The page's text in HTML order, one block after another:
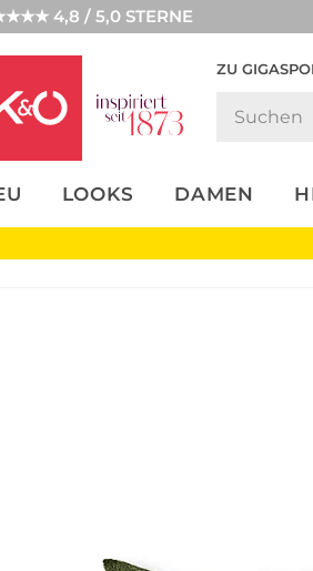
4,8 / 5,0 STERNE
ZU
LOOKS DAMEN
CLICK &